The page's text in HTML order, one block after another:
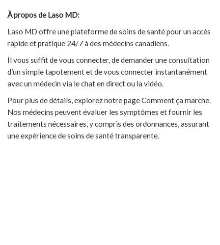
À propos de Laso MD:
Laso MD offre une plateforme de soins de santé pour un accès
rapide et pratique 24/7 à des médecins canadiens.
Il vous suffit de vous connecter, de demander une consultation
d’un simple tapotement et de vous connecter instantanément
avec un médecin via le chat en direct ou la vidéo.
Pour plus de détails, explorez notre page Comment ça marche.
Nos médecins peuvent évaluer les symptômes et fournir les
traitements nécessaires, y compris des ordonnances, assurant
une expérience de soins de santé transparente.